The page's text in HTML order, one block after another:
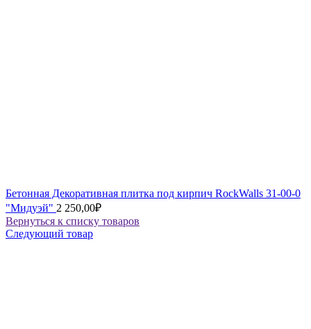
Бетонная Декоративная плитка под кирпич RockWalls 31-00-0
"Мидуэй" 2 250,00₽
Вернуться к списку товаров
Следующий товар